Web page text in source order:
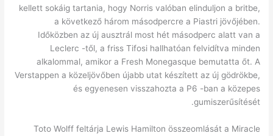
kellett sokáig tartania, hogy Norris valóban elinduljon a britbe,
a következő három másodpercre a Piastri jövőjében.
Időközben az új ausztrál most hét másodperc alatt van a
Leclerc -től, a friss Tifosi hallhatóan felvidítva minden
alkalommal, amikor a Fresh Monegasque bemutatta őt. A
Verstappen a közeljövőben újabb utat készített az új gödrökbe,
és egyenesen visszahozta a P6 -ban a közepes
gumiszerűsítését.
Toto Wolff feltárja Lewis Hamilton összeomlását a Miracle